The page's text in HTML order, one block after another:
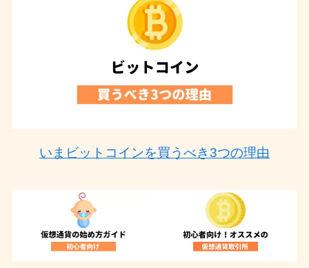
いまビットコインを買うべき3つの理由